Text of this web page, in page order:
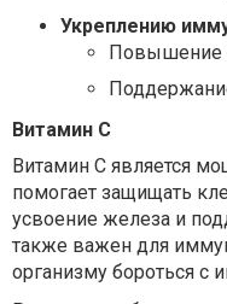
Укреплению
Повышение
Витамин C
Витамин C является
помогает защищать
усвоение железа и
также важен для
организму бороться с